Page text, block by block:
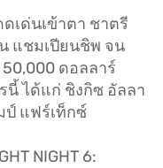
เด่นเข้าตา ชาตรี
แชมเปียนชิพ จน
ดอลลาร์
นี้ ได้แก่ ชิงกิซ อัลลา
ป์ แฟร์เท็กซ์
NIGHT 6: